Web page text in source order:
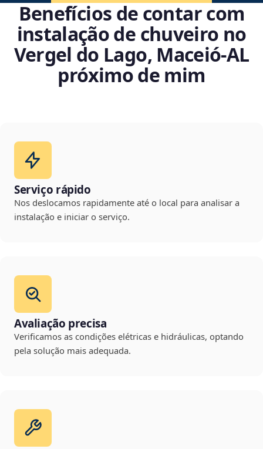
Benefícios de contar com
instalação de chuveiro no
Vergel do Lago, Maceió‑AL
próximo de mim
Serviço rápido
Nos deslocamos rapidamente até o local para analisar a
instalação e iniciar o serviço.
Avaliação precisa
Verificamos as condições elétricas e hidráulicas, optando
pela solução mais adequada.